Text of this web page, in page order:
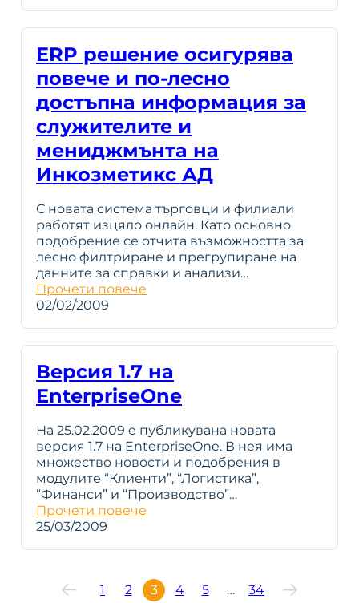
ERP решение осигурява
повече и по-лесно
достъпна информация за
служителите и
мениджмънта на
Инкозметикс АД
С новата система търговци и филиали
работят изцяло онлайн. Като основно
подобрение се отчита възможността за
лесно филтриране и прегрупиране на
данните за справки и анализи…
Прочети повече
02/02/2009
Версия 1.7 на
EnterpriseOne
На 25.02.2009 е публикувана новата
версия 1.7 на EnterpriseOne. В нея има
множество новости и подобрения в
модулите “Клиенти”, “Логистика”,
“Финанси” и “Производство”…
Прочети повече
25/03/2009
1 2 3 4 5 … 34